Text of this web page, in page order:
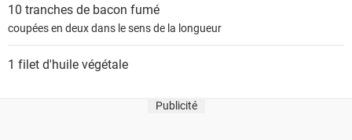
10 tranches de bacon fumé
coupées en deux dans le sens de la longueur
1 filetd'huile végétale
Publicité